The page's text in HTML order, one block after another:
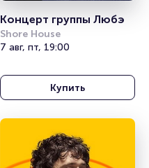
Концерт группы Любэ
Shore House
7 авг, пт, 19:00
Купить